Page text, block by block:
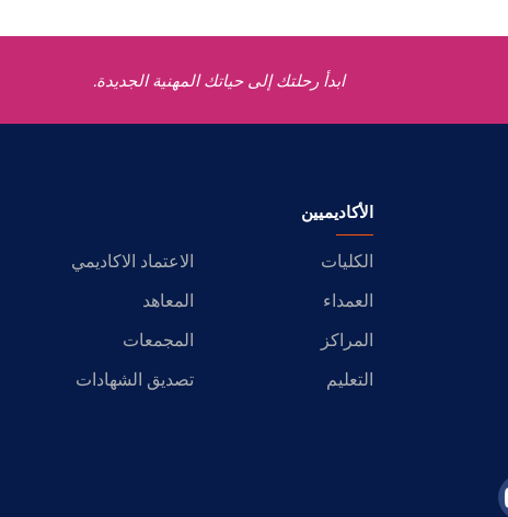
ابدأ رحلتك إلى حياتك المهنية الجديدة.
الأكاديميين
الكليات
الاعتماد الاكاديمي
العمداء
المعاهد
المراكز
المجمعات
التعليم
تصديق الشهادات